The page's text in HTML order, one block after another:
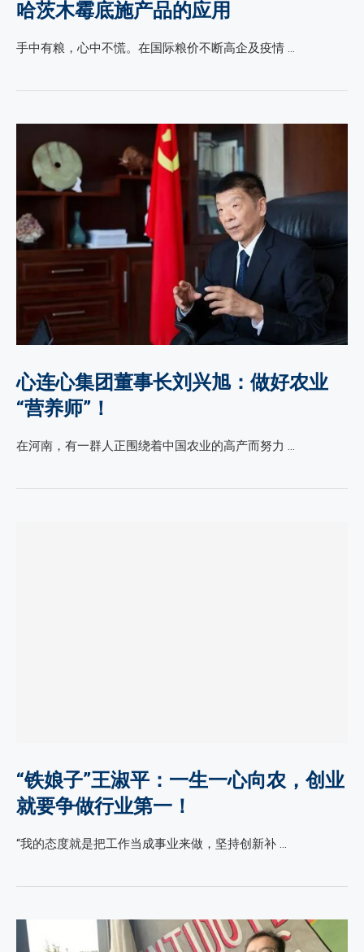
哈茨木霉底施产品的应用
手中有粮，心中不慌。在国际粮价不断高企及疫情 …
心连心集团董事长刘兴旭：做好农业
“营养师”！
在河南，有一群人正围绕着中国农业的高产而努力 …
“铁娘子”王淑平：一生一心向农，创业
就要争做行业第一！
“我的态度就是把工作当成事业来做，坚持创新补 …